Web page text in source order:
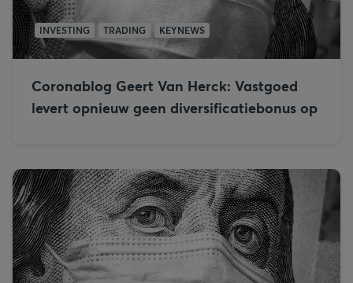
INVESTING TRADING KEYNEWS
Coronablog Geert Van Herck: Vastgoed
levert opnieuw geen diversificatiebonus op